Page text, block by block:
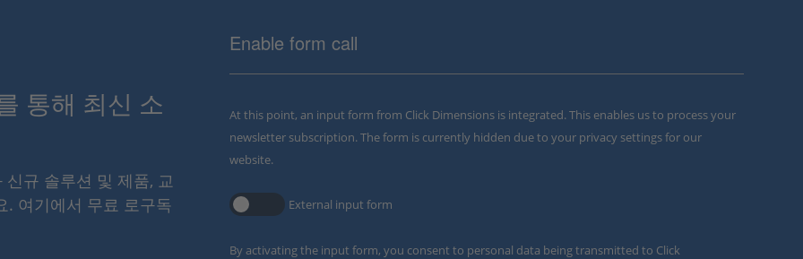
통해 최신 소
규 솔루션 및 제품, 교
. 여기에서 무료 로구독
Enable form call
At this point, an input form from Click Dimensions is integrated. This enables us to process your
newsletter subscription. The form is currently hidden due to your privacy settings for our
website.
External input form
By activating the input form, you consent to personal data being transmitted to Click